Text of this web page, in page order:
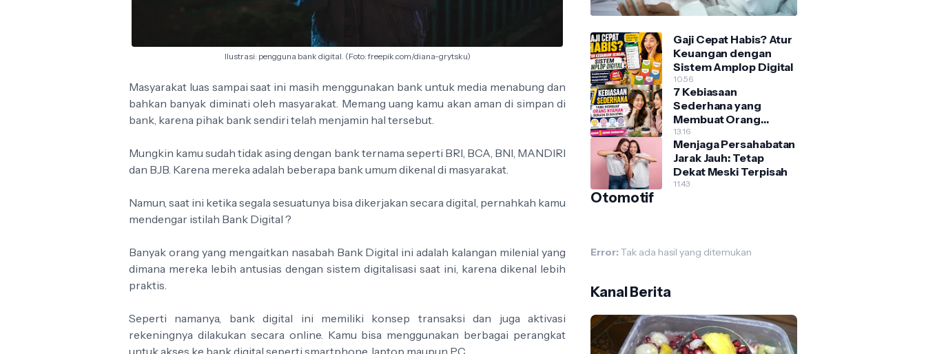
Ilustrasi: pengguna bank digital. (Foto: freepik.com/diana-grytsku)
Masyarakat luas sampai saat ini masih menggunakan bank untuk media menabung dan
bahkan banyak diminati oleh masyarakat. Memang uang kamu akan aman di simpan di
bank, karena pihak bank sendiri telah menjamin hal tersebut.
Mungkin kamu sudah tidak asing dengan bank ternama seperti BRI, BCA, BNI, MANDIRI
dan BJB. Karena mereka adalah beberapa bank umum dikenal di masyarakat.
Namun, saat ini ketika segala sesuatunya bisa dikerjakan secara digital, pernahkah kamu
mendengar istilah Bank Digital ?
Banyak orang yang mengaitkan nasabah Bank Digital ini adalah kalangan milenial yang
dimana mereka lebih antusias dengan sistem digitalisasi saat ini, karena dikenal lebih
praktis.
Seperti namanya, bank digital ini memiliki konsep transaksi dan juga aktivasi
rekeningnya dilakukan secara online. Kamu bisa menggunakan berbagai perangkat
untuk akses ke bank digital seperti smartphone, laptop maupun PC.
Gaji Cepat Habis? Atur
Keuangan dengan
Sistem Amplop Digital
10.56
7 Kebiasaan
Sederhana yang
Membuat Orang
Nyaman Berada di
Dekatmu, Nomor 5
Sering Diabaikan!
13.16
Menjaga Persahabatan
Jarak Jauh: Tetap
Dekat Meski Terpisah
11.43
Otomotif
Error: Tak ada hasil yang ditemukan
Kanal Berita